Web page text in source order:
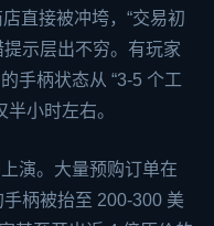
直接被冲垮，“交易初
提示层出不穷。有玩家
手柄状态从 “3-5 个工
半小时左右。
演。大量预购订单在
柄被抬至 200-300 美